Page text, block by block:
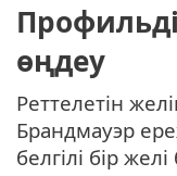
өңдеу
Реттелетін
Брандмауэр
белгілі бір